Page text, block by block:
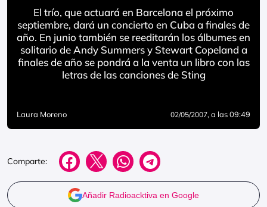
El trío, que actuará en Barcelona el próximo
septiembre, dará un concierto en Cuba a finales de
año. En junio también se reeditarán los álbumes en
solitario de Andy Summers y Stewart Copeland a
finales de año se pondrá a la venta un libro con las
letras de las canciones de Sting
Laura Moreno 02/05/2007, a las 09:49
Comparte:
Añadir Radioacktiva en Google